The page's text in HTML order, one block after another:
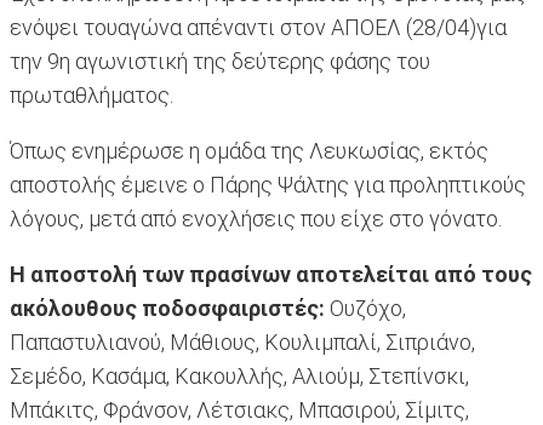
ενόψει τουαγώνα απέναντι στον ΑΠΟΕΛ (28/04)για
την 9η αγωνιστική της δεύτερης φάσης του
πρωταθλήματος.
Όπως ενημέρωσε η ομάδα της Λευκωσίας, εκτός
αποστολής έμεινε ο Πάρης Ψάλτης για προληπτικούς
λόγους, μετά από ενοχλήσεις που είχε στο γόνατο.
Η αποστολή των πρασίνων αποτελείται από τους
ακόλουθους ποδοσφαιριστές: Ουζόχο,
Παπαστυλιανού, Μάθιους, Κουλιμπαλί, Σιπριάνο,
Σεμέδο, Κασάμα, Κακουλλής, Αλιούμ, Στεπίνσκι,
Μπάκιτς, Φράνσον, Λέτσιακς, Μπασιρού, Σίμιτς,